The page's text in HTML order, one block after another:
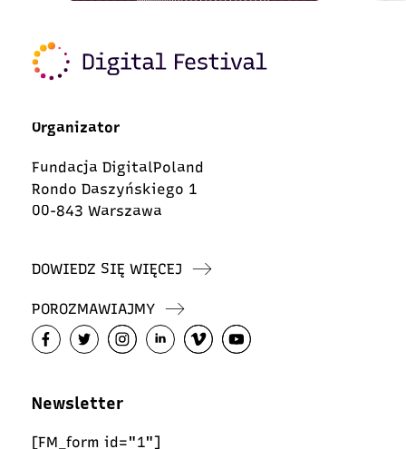
Organizator
Fundacja DigitalPoland
Rondo Daszyńskiego 1
00-843 Warszawa
DOWIEDZ SIĘ WIĘCEJ
POROZMAWIAJMY
Newsletter
[FM_form id="1"]